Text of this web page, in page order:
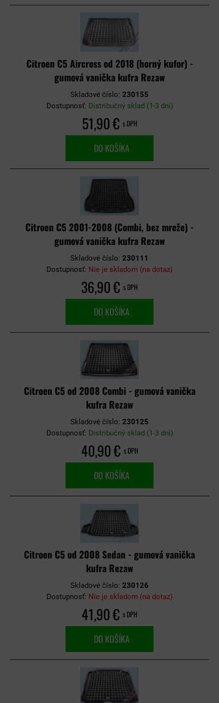
Citroen C5 Aircross od 2018 (horný kufor) -
gumová vanička kufra Rezaw
Skladové číslo: 230155
Dostupnosť: Distribučný sklad (1-3 dni)
51,90 € s DPH
DO KOŠÍKA
Citroen C5 2001-2008 (Combi, bez mreže) -
gumová vanička kufra Rezaw
Skladové číslo: 230111
Dostupnosť: Nie je skladom (na dotaz)
36,90 € s DPH
DO KOŠÍKA
Citroen C5 od 2008 Combi - gumová vanička
kufra Rezaw
Skladové číslo: 230125
Dostupnosť: Distribučný sklad (1-3 dni)
40,90 € s DPH
DO KOŠÍKA
Citroen C5 od 2008 Sedan - gumová vanička
kufra Rezaw
Skladové číslo: 230126
Dostupnosť: Nie je skladom (na dotaz)
41,90 € s DPH
DO KOŠÍKA